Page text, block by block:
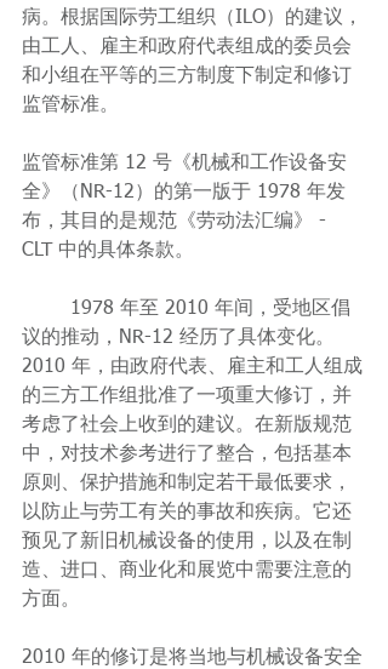
病。根据国际劳工组织（ILO）的建议，
由工人、雇主和政府代表组成的委员会
和小组在平等的三方制度下制定和修订
监管标准。
监管标准第 12 号《机械和工作设备安
全》（NR-12）的第一版于 1978 年发
布，其目的是规范《劳动法汇编》 -
CLT 中的具体条款。
议的推动，NR-12 经历了具体变化。
2010 年，由政府代表、雇主和工人组成
的三方工作组批准了一项重大修订，并
考虑了社会上收到的建议。在新版规范
中，对技术参考进行了整合，包括基本
原则、保护措施和制定若干最低要求，
以防止与劳工有关的事故和疾病。它还
预见了新旧机械设备的使用，以及在制
造、进口、商业化和展览中需要注意的
方面。
2010 年的修订是将当地与机械设备安全